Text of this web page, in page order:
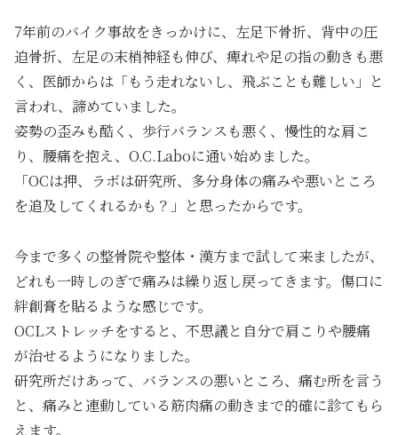
7年前のバイク事故をきっかけに、左足下骨折、背中の圧
迫骨折、左足の末梢神経も伸び、痺れや足の指の動きも悪
く、医師からは「もう走れないし、飛ぶことも難しい」と
言われ、諦めていました。
姿勢の歪みも酷く、歩行バランスも悪く、慢性的な肩こ
り、腰痛を抱え、O.C.Laboに通い始めました。
「OCは押、ラボは研究所、多分身体の痛みや悪いところ
を追及してくれるかも？」と思ったからです。
今まで多くの整骨院や整体・漢方まで試して来ましたが、
どれも一時しのぎで痛みは繰り返し戻ってきます。傷口に
絆創膏を貼るような感じです。
OCLストレッチをすると、不思議と自分で肩こりや腰痛
が治せるようになりました。
研究所だけあって、バランスの悪いところ、痛む所を言う
と、痛みと連動している筋肉痛の動きまで的確に診てもら
えます。